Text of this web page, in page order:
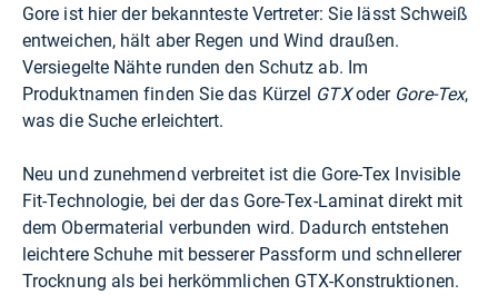
Gore ist hier der bekannteste Vertreter: Sie lässt Schweiß
entweichen, hält aber Regen und Wind draußen.
Versiegelte Nähte runden den Schutz ab. Im
Produktnamen finden Sie das Kürzel GTXoder Gore-Tex,
was die Suche erleichtert.
Neu und zunehmend verbreitet ist die Gore-Tex Invisible
Fit-Technologie, bei der das Gore-Tex-Laminat direkt mit
dem Obermaterial verbunden wird. Dadurch entstehen
leichtere Schuhe mit besserer Passform und schnellerer
Trocknung als bei herkömmlichen GTX-Konstruktionen.